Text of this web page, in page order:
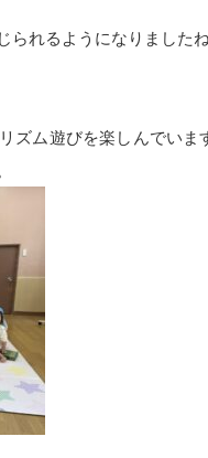
れるようになりました
ズム遊びを楽しんでい